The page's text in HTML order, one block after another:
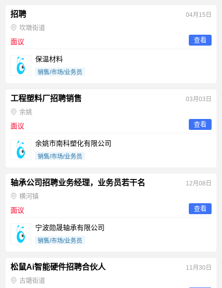
招聘 04月15日
坎墩街道
面议 查看
保温材料
销售/市场/业务员
工程塑料厂招聘销售 03月03日
余姚
面议 查看
余姚市南科塑化有限公司
销售/市场/业务员
轴承公司招聘业务经理，业务员若干名 12月08日
横河镇
面议 查看
宁波勋晟轴承有限公司
销售/市场/业务员
松鼠Ai智能硬件招聘合伙人 11月30日
古塘街道